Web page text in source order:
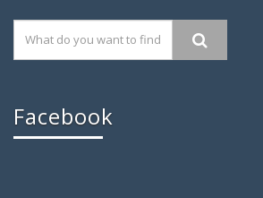
Facebook